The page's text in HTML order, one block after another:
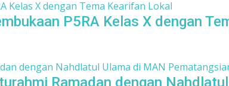
P5RA Kelas X dengan
Ramadan dengan